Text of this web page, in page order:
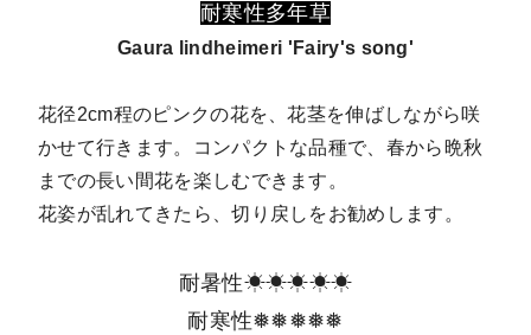
耐寒性多年草
Gaura lindheimeri 'Fairy's song'
花径2cm程のピンクの花を、花茎を伸ばしながら咲
かせて行きます。コンパクトな品種で、春から晩秋
までの長い間花を楽しむできます。
花姿が乱れてきたら、切り戻しをお勧めします。
耐暑性☀☀☀☀☀
耐寒性❅❅❅❅❅